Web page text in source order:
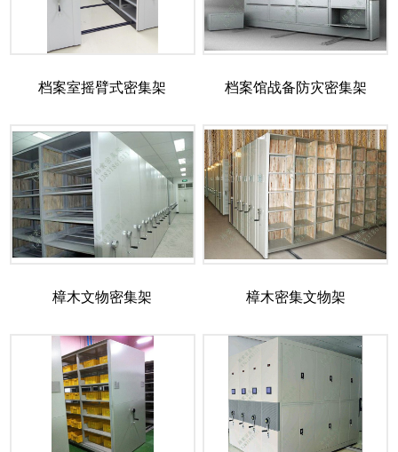
档案室摇臂式密集架 档案馆战备防灾密集架
樟木文物密集架 樟木密集文物架